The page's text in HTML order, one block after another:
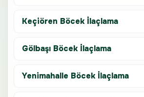
Keçiören Böcek İlaçlama
Gölbaşı Böcek İlaçlama
Yenimahalle Böcek İlaçlama